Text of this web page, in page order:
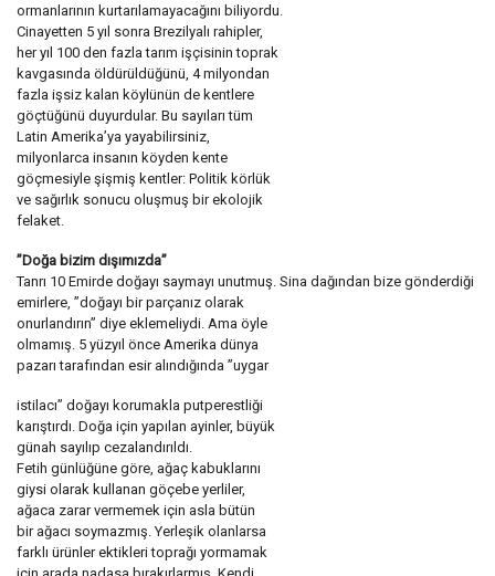
ormanlarının kurtarılamayacağını biliyordu.
Cinayetten 5 yıl sonra Brezilyalı rahipler,
her yıl 100 den fazla tarım işçisinin toprak
kavgasında öldürüldüğünü, 4 milyondan
fazla işsiz kalan köylünün de kentlere
göçtüğünü duyurdular. Bu sayıları tüm
Latin Amerika’ya yayabilirsiniz,
milyonlarca insanın köyden kente
göçmesiyle şişmiş kentler: Politik körlük
ve sağırlık sonucu oluşmuş bir ekolojik
felaket.
”Doğa bizim dışımızda”
Tanrı 10 Emirde doğayı saymayı unutmuş. Sina dağından bize gönderdiği
emirlere, ”doğayı bir parçanız olarak
onurlandırın” diye eklemeliydi. Ama öyle
olmamış. 5 yüzyıl önce Amerika dünya
pazarı tarafından esir alındığında ”uygar
istilacı” doğayı korumakla putperestliği
karıştırdı. Doğa için yapılan ayinler, büyük
günah sayılıp cezalandırıldı.
Fetih günlüğüne göre, ağaç kabuklarını
giysi olarak kullanan göçebe yerliler,
ağaca zarar vermemek için asla bütün
bir ağacı soymazmış. Yerleşik olanlarsa
farklı ürünler ektikleri toprağı yormamak